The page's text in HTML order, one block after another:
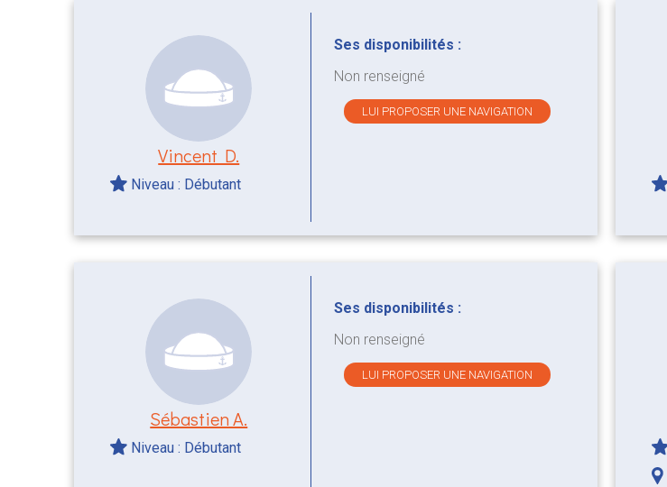
Vincent D.
Niveau : Débutant
Ses disponibilités :
Non renseigné
LUI PROPOSER UNE NAVIGATION
Sébastien A.
Niveau : Débutant
Ses disponibilités :
Non renseigné
LUI PROPOSER UNE NAVIGATION